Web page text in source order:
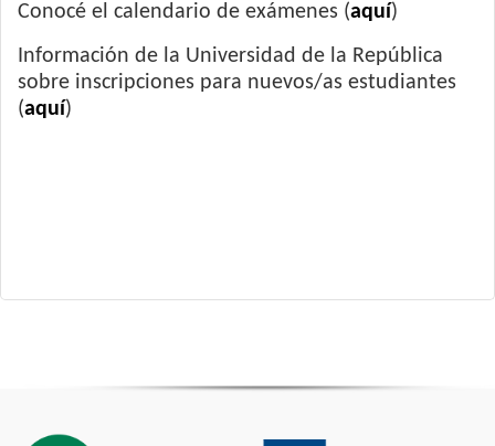
Conocé el calendario de exámenes (aquí)
Información de la Universidad de la República
sobre inscripciones para nuevos/as estudiantes
(aquí)